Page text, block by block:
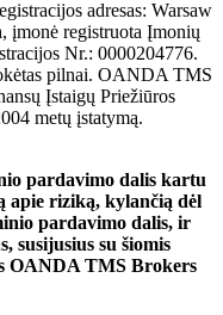
adresas: Warsaw
įmonė registruota Įmonių
Nr.: 0000204776.
pilnai. OANDA TMS
Įstaigų Priežiūros
metų įstatymą.
pardavimo dalis kartu
apie riziką, kylančią dėl
pardavimo dalis, ir
susijusius su šiomis
OANDA TMS Brokers